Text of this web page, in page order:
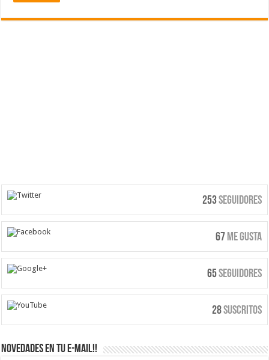
253Seguidores
67 Me Gusta
65Seguidores
28Suscritos
Novedades en tu e-mail!!